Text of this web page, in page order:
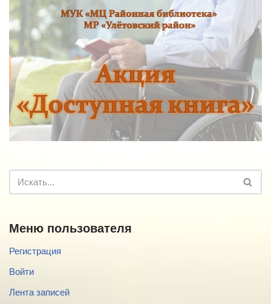
Меню пользователя
Регистрация
Войти
Лента записей